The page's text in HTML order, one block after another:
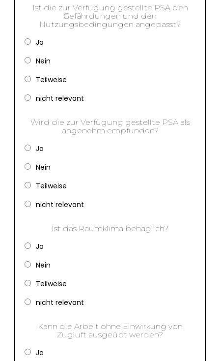
Ist die zur Verfügung gestellte PSA den
Gefährdungen und den
Nutzungsbedingungen angepasst?
Ja
Nein
Teilweise
nicht relevant
Wird die zur Verfügung gestellte PSA als
angenehm empfunden?
Ja
Nein
Teilweise
nicht relevant
Ist das Raumklima behaglich?
Ja
Nein
Teilweise
nicht relevant
Kann die Arbeit ohne Einwirkung von
Zugluft ausgeübt werden?
Ja